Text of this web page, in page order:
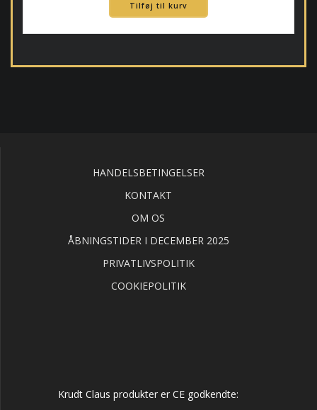
Tilføj til kurv
HANDELSBETINGELSER
KONTAKT
OM OS
ÅBNINGSTIDER I DECEMBER 2025
PRIVATLIVSPOLITIK
COOKIEPOLITIK
Krudt Claus produkter er CE godkendte: